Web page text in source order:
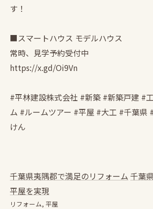
す！
■スマートハウス モデルハウス
常時、見学予約受付中
https://x.gd/Oi9Vn
#平林建設株式会社 #新築 #新築戸建 #
ム #ルームツアー #平屋 #大工 #千葉県
けん
千葉県夷隅郡で満足のリフォーム 千葉
平屋を実現
リフォーム 平屋